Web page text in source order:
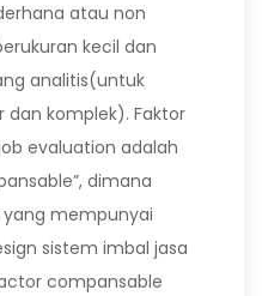
atau non
kecil dan
analitis(untuk
dan komplek). Faktor
evaluation adalah
dimana
mempunyai
sistem imbal jasa
compansable